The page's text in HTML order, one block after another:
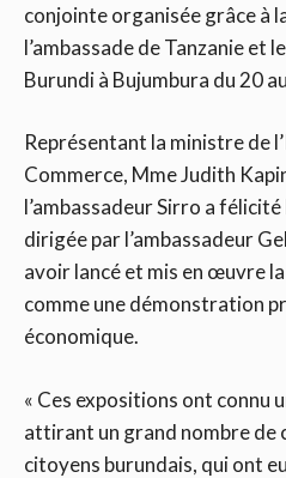
conjointe organisée grâce à
l’ambassade de Tanzanie et
Burundi à Bujumbura du 20
Représentant la ministre de
Commerce, Mme Judith
l’ambassadeur Sirro a félicité
dirigée par l’ambassadeur
avoir lancé et mis en œuvre
comme une démonstration
économique.
« Ces expositions ont connu
attirant un grand nombre de
citoyens burundais, qui ont